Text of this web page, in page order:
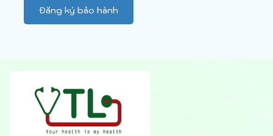
Đăng ký bảo hành